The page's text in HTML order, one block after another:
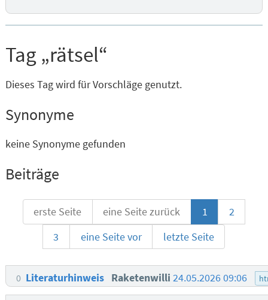
Tag „rätsel“
Dieses Tag wird für Vorschläge genutzt.
Synonyme
keine Synonyme gefunden
Beiträge
erste Seite eine Seite zurück 1
2
3
eine Seite vor letzte Seite
0 Literaturhinweis Raketenwilli24.05.2026 09:06